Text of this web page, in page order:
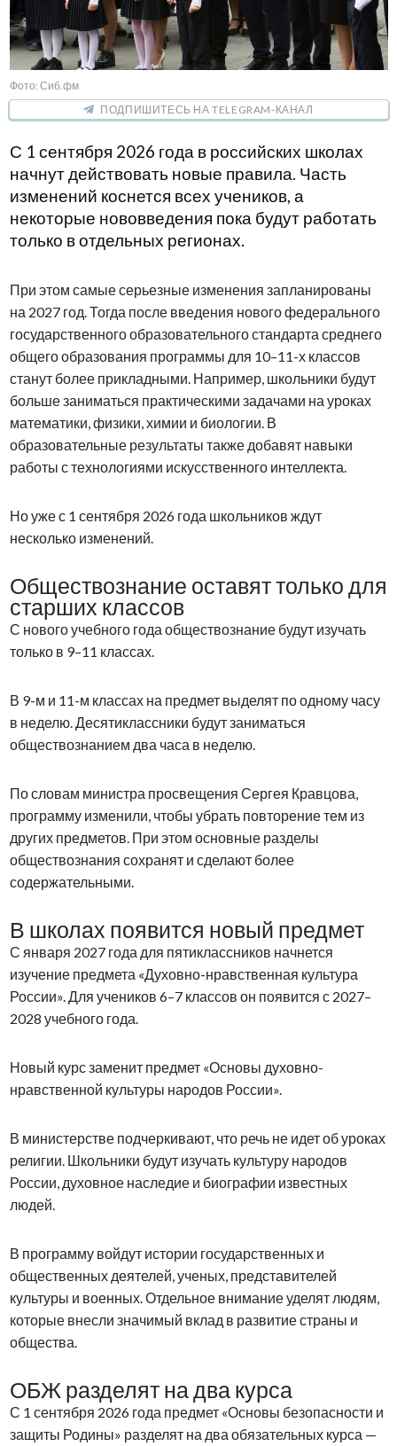
Фото: Сиб.фм
ПОДПИШИТЕСЬ НА TELEGRAM-КАНАЛ
С 1 сентября 2026 года в российских школах
начнут действовать новые правила. Часть
изменений коснется всех учеников, а
некоторые нововведения пока будут работать
только в отдельных регионах.
При этом самые серьезные изменения запланированы
на 2027 год. Тогда после введения нового федерального
государственного образовательного стандарта среднего
общего образования программы для 10–11-х классов
станут более прикладными. Например, школьники будут
больше заниматься практическими задачами на уроках
математики, физики, химии и биологии. В
образовательные результаты также добавят навыки
работы с технологиями искусственного интеллекта.
Но уже с 1 сентября 2026 года школьников ждут
несколько изменений.
Обществознание оставят только для
старших классов
С нового учебного года обществознание будут изучать
только в 9–11 классах.
В 9-м и 11-м классах на предмет выделят по одному часу
в неделю. Десятиклассники будут заниматься
обществознанием два часа в неделю.
По словам министра просвещения Сергея Кравцова,
программу изменили, чтобы убрать повторение тем из
других предметов. При этом основные разделы
обществознания сохранят и сделают более
содержательными.
В школах появится новый предмет
С января 2027 года для пятиклассников начнется
изучение предмета «Духовно-нравственная культура
России». Для учеников 6–7 классов он появится с 2027–
2028 учебного года.
Новый курс заменит предмет «Основы духовно-
нравственной культуры народов России».
В министерстве подчеркивают, что речь не идет об уроках
религии. Школьники будут изучать культуру народов
России, духовное наследие и биографии известных
людей.
В программу войдут истории государственных и
общественных деятелей, ученых, представителей
культуры и военных. Отдельное внимание уделят людям,
которые внесли значимый вклад в развитие страны и
общества.
ОБЖ разделят на два курса
С 1 сентября 2026 года предмет «Основы безопасности и
защиты Родины» разделят на два обязательных курса —